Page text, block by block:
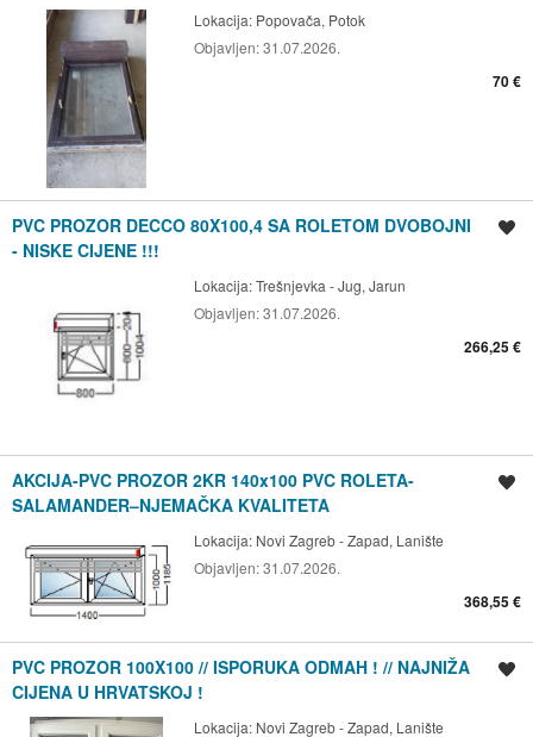
Lokacija: Popovača, Potok
Objavljen:31.07.2026.
70 €
PVC PROZOR DECCO 80X100,4 SA ROLETOM DVOBOJNI
- NISKE CIJENE !!!
Lokacija:Trešnjevka - Jug, Jarun
Objavljen:31.07.2026.
266,25 €
AKCIJA-PVC PROZOR 2KR 140x100 PVC ROLETA-
SALAMANDER–NJEMAČKA KVALITETA
Lokacija: Novi Zagreb - Zapad, Lanište
Objavljen:31.07.2026.
368,55 €
PVC PROZOR 100X100 // ISPORUKA ODMAH ! // NAJNIŽA
CIJENA U HRVATSKOJ !
Lokacija: Novi Zagreb - Zapad, Lanište